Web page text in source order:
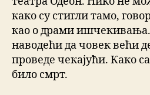
како су стигли тамо,
као о драми
наводећи да човек већи
проведе чекајући. Како
било смрт.